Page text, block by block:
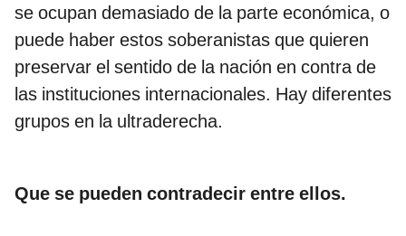
se ocupan demasiado de la parte económica, o
puede haber estos soberanistas que quieren
preservar el sentido de la nación en contra de
las instituciones internacionales. Hay diferentes
grupos en la ultraderecha.
Que se pueden contradecir entre ellos.